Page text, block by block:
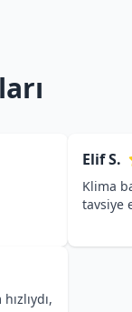
Elif S.
Klima
tavsiye